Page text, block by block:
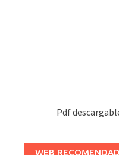
Pdf
WEB